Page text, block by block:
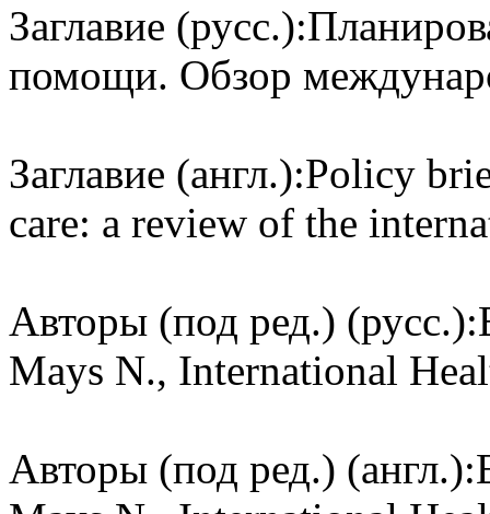
Заглавие (русс.):
помощи. Обзор
Заглавие (англ.):Policy
care: a review of the
Авторы (под ред.) (русс.):
Mays N., International
Авторы (под ред.) (англ.):